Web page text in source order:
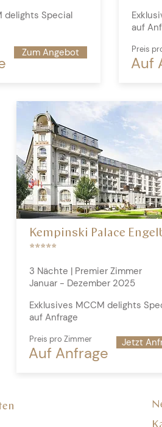
delights Special
Zum Angebot
auf
Preis
Auf
Kempinski Palace
*****
3 Nächte | Premier Zimmer
Januar - Dezember 2025
Exklusives MCCM delights
auf Anfrage
Preis pro Zimmer
Auf Anfrage
Jetzt